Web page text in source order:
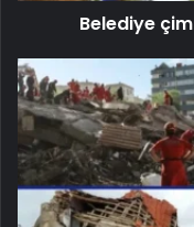
Belediye